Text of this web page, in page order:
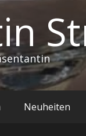
Neuheiten